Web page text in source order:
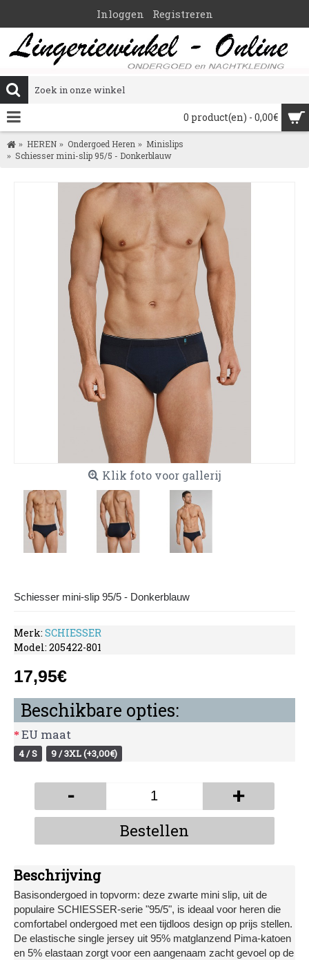
Inloggen Registreren
0 product(en) - 0,00€
HEREN Ondergoed Heren
Minislips
Schiesser mini-slip 95/5 - Donkerblauw
Klik foto voor gallerij
Schiesser mini-slip 95/5 - Donkerblauw
Merk: SCHIESSER
Model: 205422-801
17,95€
Beschikbare opties:
EU maat
4 / S 9 / 3XL (+3,00€)
- +
Bestellen
Beschrijving
Basisondergoed in topvorm: deze zwarte mini slip, uit de
populaire SCHIESSER-serie "95/5", is ideaal voor heren die
comfortabel ondergoed met een tijdloos design op prijs stellen.
De elastische single jersey uit 95% matglanzend Pima-katoen
en 5% elastaan zorgt voor een aangenaam zacht gevoel op de